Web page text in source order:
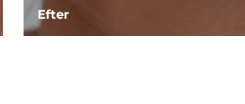
Efter